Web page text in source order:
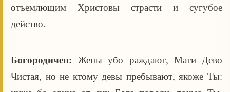
отъемлющим Христовы страсти и сугубое
действо.
Богородичен:Жены убо раждают, Мати Дево
Чистая, но не ктому девы пребывают, якоже Ты: